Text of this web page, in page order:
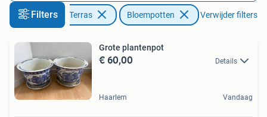
Filters
Tuin en Terras Bloempotten Verwijder filters
Grote plantenpot
€ 60,00 Details
Haarlem Vandaag